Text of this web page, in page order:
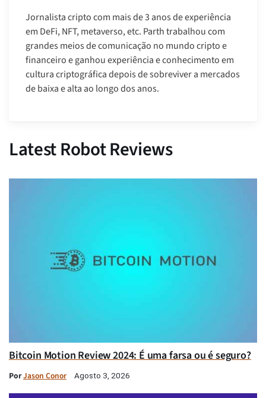
Jornalista cripto com mais de 3 anos de experiência
em DeFi, NFT, metaverso, etc. Parth trabalhou com
grandes meios de comunicação no mundo cripto e
financeiro e ganhou experiência e conhecimento em
cultura criptográfica depois de sobreviver a mercados
de baixa e alta ao longo dos anos.
Latest Robot Reviews
Bitcoin Motion Review 2024: É uma farsa ou é seguro?
PorJason Conor Agosto 3, 2026